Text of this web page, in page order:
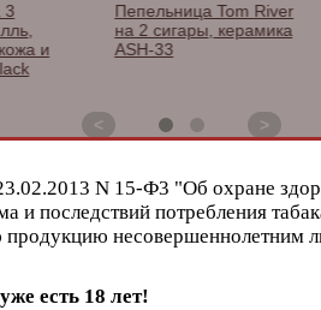
и
Пепельница Tom River
на 2 сигары, керамика
ASH-33
< >
N 15-Ф3 "Об охране
и последствий потребления
продукцию несовершеннолетним
есть 18 лет!